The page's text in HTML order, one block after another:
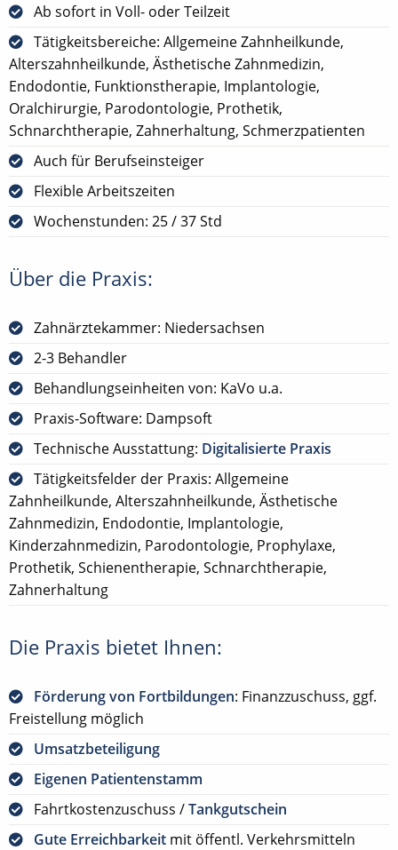
Ab sofort in Voll- oder Teilzeit
Tätigkeitsbereiche: Allgemeine Zahnheilkunde,
Alterszahnheilkunde, Ästhetische Zahnmedizin,
Endodontie, Funktionstherapie, Implantologie,
Oralchirurgie, Parodontologie, Prothetik,
Schnarchtherapie, Zahnerhaltung, Schmerzpatienten
Auch für Berufseinsteiger
Flexible Arbeitszeiten
Wochenstunden: 25 / 37 Std
Über die Praxis:
Zahnärztekammer: Niedersachsen
2-3 Behandler
Behandlungseinheiten von: KaVo u.a.
Praxis-Software: Dampsoft
Technische Ausstattung: Digitalisierte Praxis
Tätigkeitsfelder der Praxis: Allgemeine
Zahnheilkunde, Alterszahnheilkunde, Ästhetische
Zahnmedizin, Endodontie, Implantologie,
Kinderzahnmedizin, Parodontologie, Prophylaxe,
Prothetik, Schienentherapie, Schnarchtherapie,
Zahnerhaltung
Die Praxis bietet Ihnen:
Förderung von Fortbildungen: Finanzzuschuss, ggf.
Freistellung möglich
Umsatzbeteiligung
Eigenen Patientenstamm
Fahrtkostenzuschuss /Tankgutschein
Gute Erreichbarkeit mit öffentl. Verkehrsmitteln